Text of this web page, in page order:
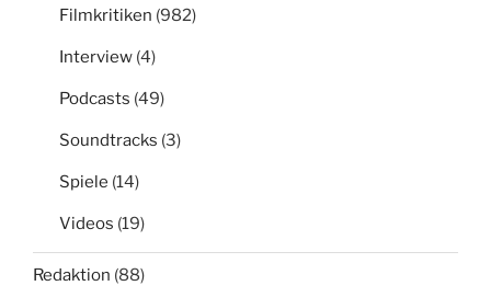
Filmkritiken (982)
Interview (4)
Podcasts (49)
Soundtracks (3)
Spiele (14)
Videos (19)
Redaktion (88)